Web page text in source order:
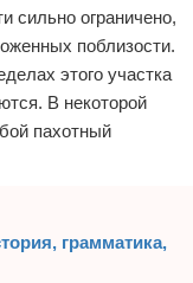
сильно ограничено,
поблизости.
этого участка
В некоторой
пахотный
грамматика,